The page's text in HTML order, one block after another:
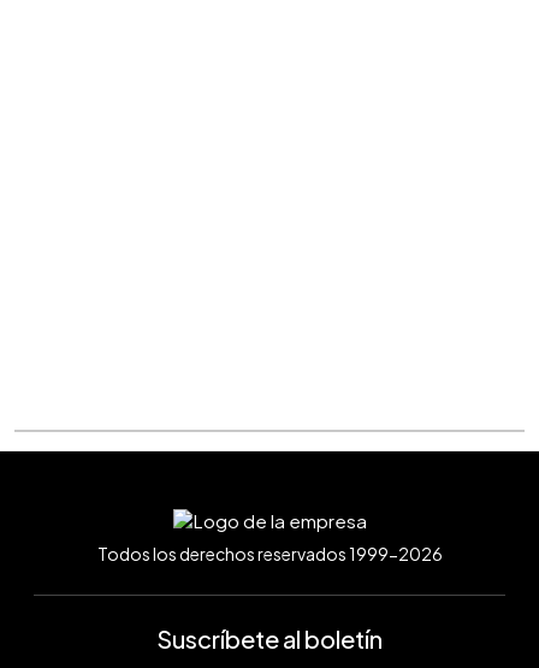
Todos los derechos reservados 1999-2026
Suscríbete al boletín